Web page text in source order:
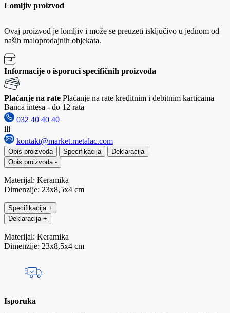
Lomljiv proizvod
Ovaj proizvod je lomljiv i može se preuzeti isključivo u jednom od
naših maloprodajnih objekata.
Informacije o isporuci specifičnih proizvoda
Plaćanje na rate Plaćanje na rate kreditnim i debitnim karticama
Banca intesa - do 12 rata
032 40 40 40
ili
kontakt@market.metalac.com
Opis proizvoda Specifikacija
Deklaracija
Opis proizvoda -
Materijal: Keramika
Dimenzije: 23x8,5x4 cm
Specifikacija +
Deklaracija +
Materijal: Keramika
Dimenzije: 23x8,5x4 cm
Isporuka